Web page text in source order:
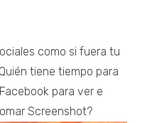
como si fuera tu
tiene tiempo para
para ver e
Screenshot?